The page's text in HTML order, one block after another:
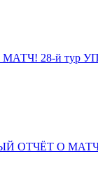
28-й тур УПЛ
О МАТЧЕ!